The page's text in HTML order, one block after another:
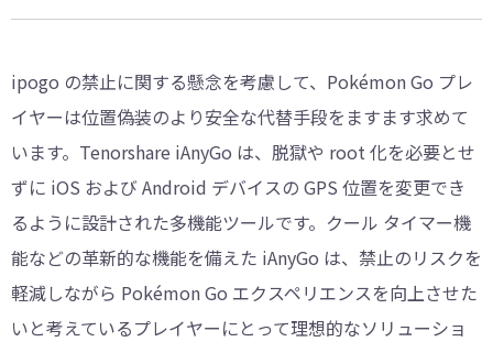
ipogo の禁止に関する懸念を考慮して、Pokémon Go プレ
イヤーは位置偽装のより安全な代替手段をますます求めて
います。Tenorshare iAnyGo は、脱獄や root 化を必要とせ
ずに iOS および Android デバイスの GPS 位置を変更でき
るように設計された多機能ツールです。クール タイマー機
能などの革新的な機能を備えた iAnyGo は、禁止のリスクを
軽減しながら Pokémon Go エクスペリエンスを向上させた
いと考えているプレイヤーにとって理想的なソリューショ